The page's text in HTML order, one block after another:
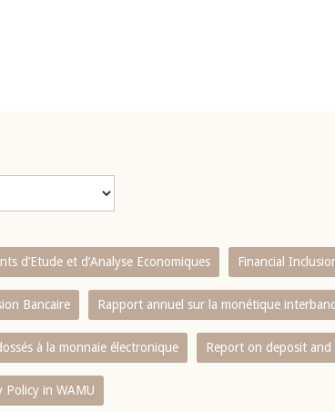
d’Etude et d’Analyse Economiques Financial
Bancaire Rapport annuel sur la monétique
à la monnaie électronique Report on deposit and
in WAMU